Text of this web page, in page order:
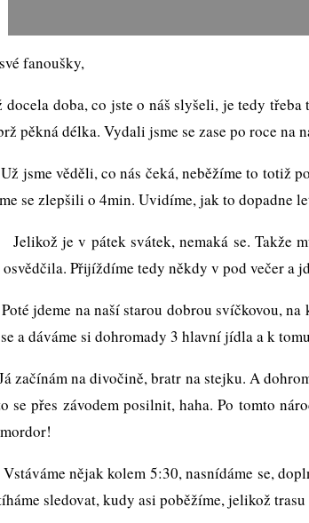
fanoušky,
docela doba, co jste o náš slyšeli, je tedy
pěkná délka. Vydali jsme se zase po roce na
věděli, co nás čeká, neběžíme to totiž
se zlepšili o 4min. Uvidíme, jak to dopadne
v pátek svátek, nemaká se. Takže
Přijíždíme tedy někdy v pod večer a
na naší starou dobrou svíčkovou, na
a dáváme si dohromady 3 hlavní jídla a k
na divočině, bratr na stejku. A
se přes závodem posilnit, haha. Po tomto
nějak kolem 5:30, nasnídáme se,
sledovat, kudy asi poběžíme, jelikož